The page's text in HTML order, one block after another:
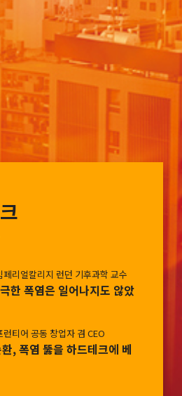
워지는 지구,
구서'
리얼칼리지 런던 기후과학 교수
한 폭염은 일어나지도 않았
티어 공동 창업자 겸 CEO
, 폭염 뚫을 하드테크에 베
는 순간,
다"
워지는 지구,
구서'
리얼칼리지 런던 기후과학 교수
한 폭염은 일어나지도 않았
티어 공동 창업자 겸 CEO
, 폭염 뚫을 하드테크에 베